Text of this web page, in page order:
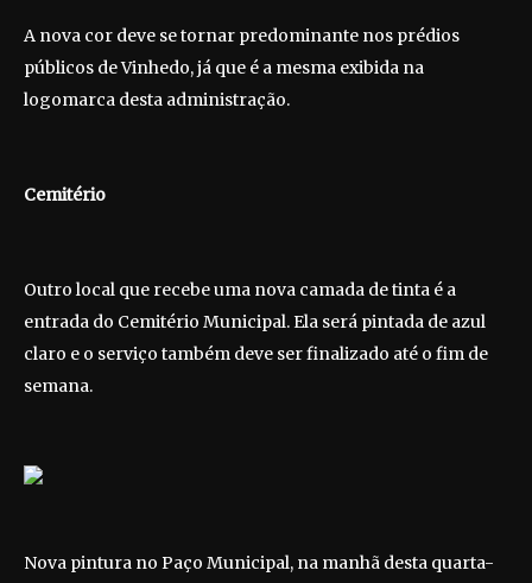
A nova cor deve se tornar predominante nos prédios
públicos de Vinhedo, já que é a mesma exibida na
logomarca desta administração.
Cemitério
Outro local que recebe uma nova camada de tinta é a
entrada do Cemitério Municipal. Ela será pintada de azul
claro e o serviço também deve ser finalizado até o fim de
semana.
Nova pintura no Paço Municipal, na manhã desta quarta-